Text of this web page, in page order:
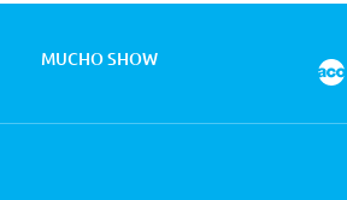
MUCHO SHOW